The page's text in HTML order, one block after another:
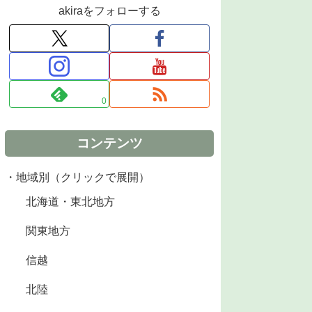
akiraをフォローする
0
コンテンツ
・地域別（クリックで展開）
北海道・東北地方
関東地方
信越
北陸